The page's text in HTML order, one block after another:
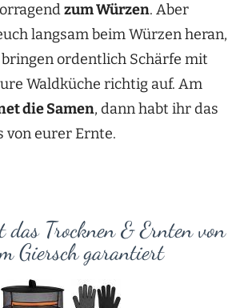
zum Würzen. Aber
langsam beim Würzen heran,
ordentlich Schärfe mit
Waldküche richtig auf. Am
die Samen, dann habt ihr das
von eurer Ernte.
das Trocknen & Ernten von
Giersch garantiert